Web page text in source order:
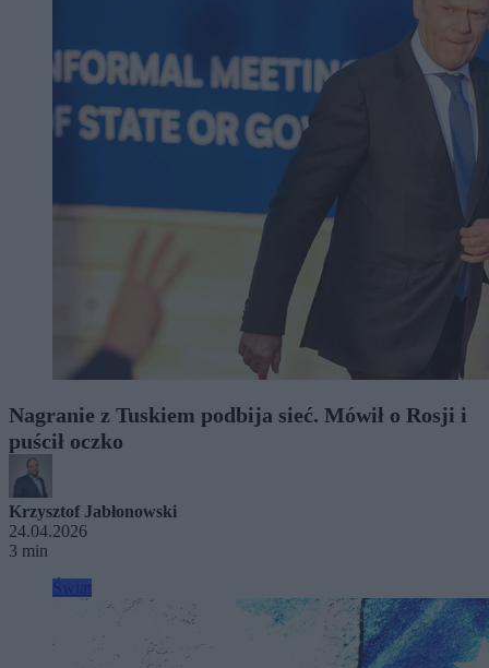
Nagranie z Tuskiem podbija sieć. Mówił o Rosji i
puścił oczko
Krzysztof Jabłonowski
24.04.2026
3 min